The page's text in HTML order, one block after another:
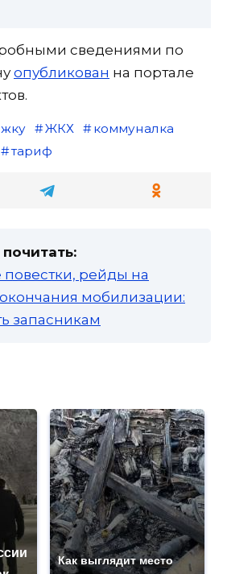
сведениями по
опубликован на портале
жку ЖКХ
коммуналка
тариф
повестки, рейды на
мобилизации:
запасникам
Как выглядит место